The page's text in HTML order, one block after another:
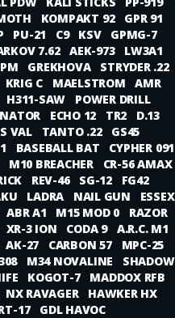
KOMPAKT 92
GPR 91
PU-21 C9 KSV
GPMG-7
7.62 AEK-973
LW3A1
GREKHOVA
STRYDER .22
KRIG C MAELSTROM
AMR
H311-SAW
POWER DRILL
ECHO 12 TR2
D.13
VAL TANTO .22
GS45
BASEBALL BAT
CYPHER 091
M10 BREACHER
CR-56 AMAX
REV-46 SG-12
FG42
LADRA NAIL GUN
ESSEX
ABR A1 M15 MOD 0
RAZOR
XR-3 ION CODA 9 A.R.C. M1
AK-27 CARBON 57
MPC-25
M34 NOVALINE
SHADOW
KOGOT-7
MADDOX RFB
NX RAVAGER
HAWKER HX
17
GDL HAVOC